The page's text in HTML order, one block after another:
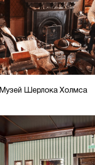
Музей Шерлока Холмса